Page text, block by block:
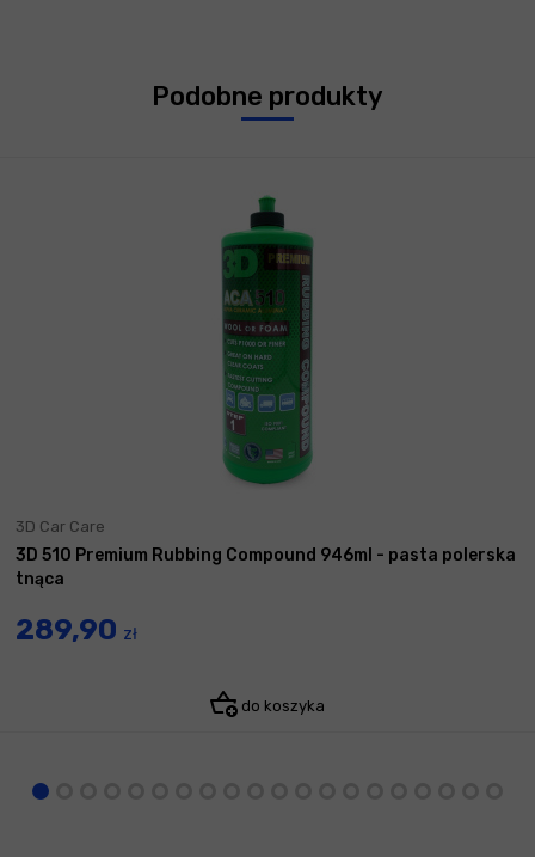
Podobne produkty
3D Car Care
3D 510 Premium Rubbing Compound 946ml - pasta polerska
tnąca
289,90 zł
do koszyka